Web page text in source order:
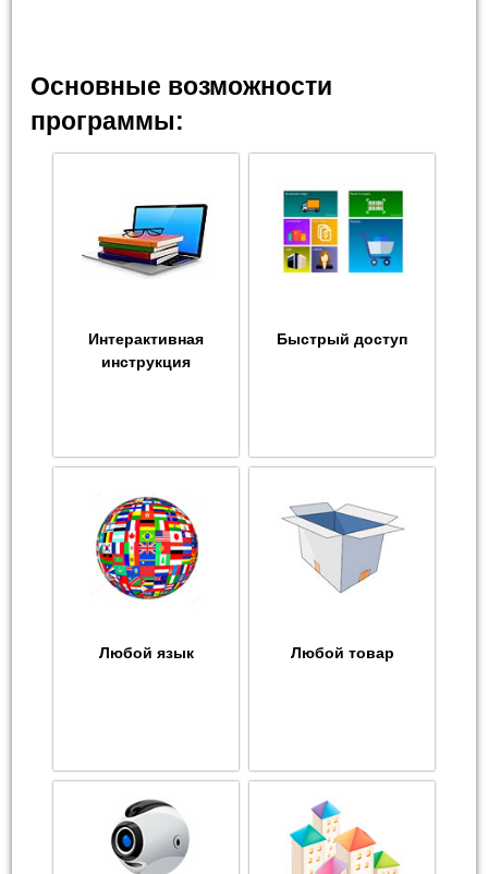
Основные возможности
программы:
Интерактивная
инструкция
Быстрый доступ
Любой язык Любой товар